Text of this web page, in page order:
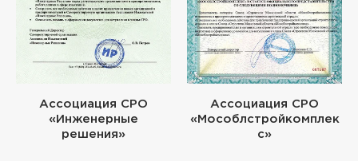
Ассоциация СРО
«Инженерные
решения»
Ассоциация СРО
«Мособлстройкомплек
с»